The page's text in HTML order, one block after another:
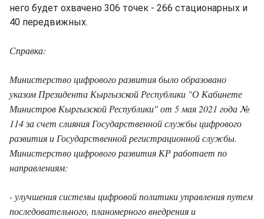
него будет охвачено 306 точек - 266 стационарных и
40 передвижных.
Справка:
Министерство цифрового развития было образовано
указом Президента Кыргызской Республики "О Кабинете
Министров Кыргызской Республики" от 5 мая 2021 года №
114 за счет слияния Государственной службы цифрового
развития и Государственной регистрационной службы.
Министерство цифрового развития КР работает по
направлениям:
- улучшения системы цифровой политики управления путем
последовательного, планомерного внедрения и